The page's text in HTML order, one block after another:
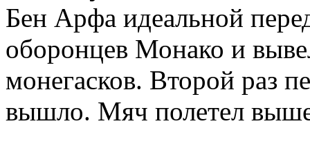
Бен Арфа идеальной
оборонцев Монако и
монегасков. Второй раз
вышло. Мяч полетел